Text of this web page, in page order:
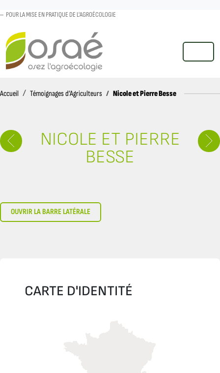
POUR LA MISE EN PRATIQUE DE L'AGROÉCOLOGIE
MENU
Accueil AccueilTémoignages d’Agriculteurs Nicole et Pierre Besse
NICOLE ET PIERRE
BESSE
OUVRIR LA BARRE LATÉRALE
CARTE D'IDENTITÉ